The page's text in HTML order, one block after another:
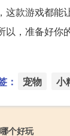
这款游戏都能
以，准备好你
： 宠物 小
个好玩